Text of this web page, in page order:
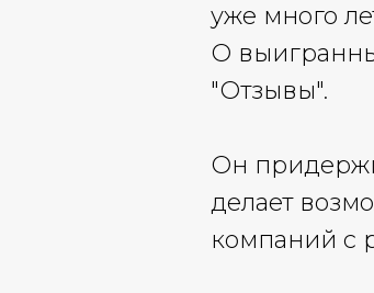
уже много
О
"Отзывы".
Он
делает
компаний с